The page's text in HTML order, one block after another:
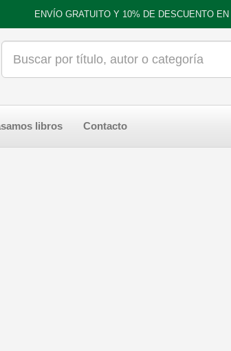
ENVÍO GRATUITO Y 10% DE DESCUENTO
libros Contacto